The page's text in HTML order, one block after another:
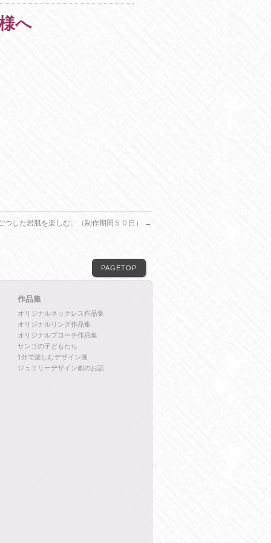
へ
つした岩肌を楽しむ。（制作期間５０日） →
PAGETOP
作品集
オリジナルネックレス作品集
オリジナルリング作品集
オリジナルブローチ作品集
サンゴの子どもたち
1分で楽しむデザイン画
ジュエリーデザイン画のお話